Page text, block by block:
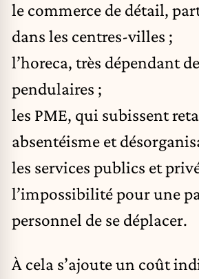
le commerce de détail,
dans les centres-villes ;
l’horeca, très dépendant
pendulaires ;
les PME, qui subissent
absentéisme et
les services publics et
l’impossibilité pour une
personnel de se déplacer.
À cela s’ajoute un coût